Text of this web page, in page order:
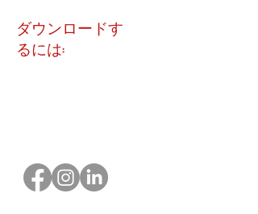
ダウンロードす
るには: